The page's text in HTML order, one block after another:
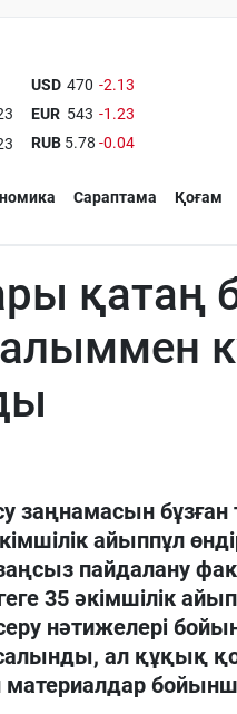
USD 470 -2.13
EUR 543 -1.23
RUB 5.78 -0.04
Сараптама Қоғам
қатаң
заңнамасын
айыппұл
пайдалану
35 әкімшілік
нәтижелері
ал құқық
материалдар